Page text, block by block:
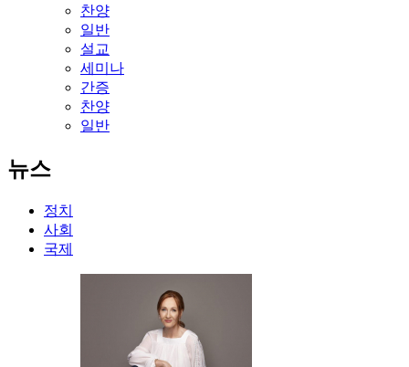
찬양
일반
설교
세미나
간증
찬양
일반
뉴스
정치
사회
국제